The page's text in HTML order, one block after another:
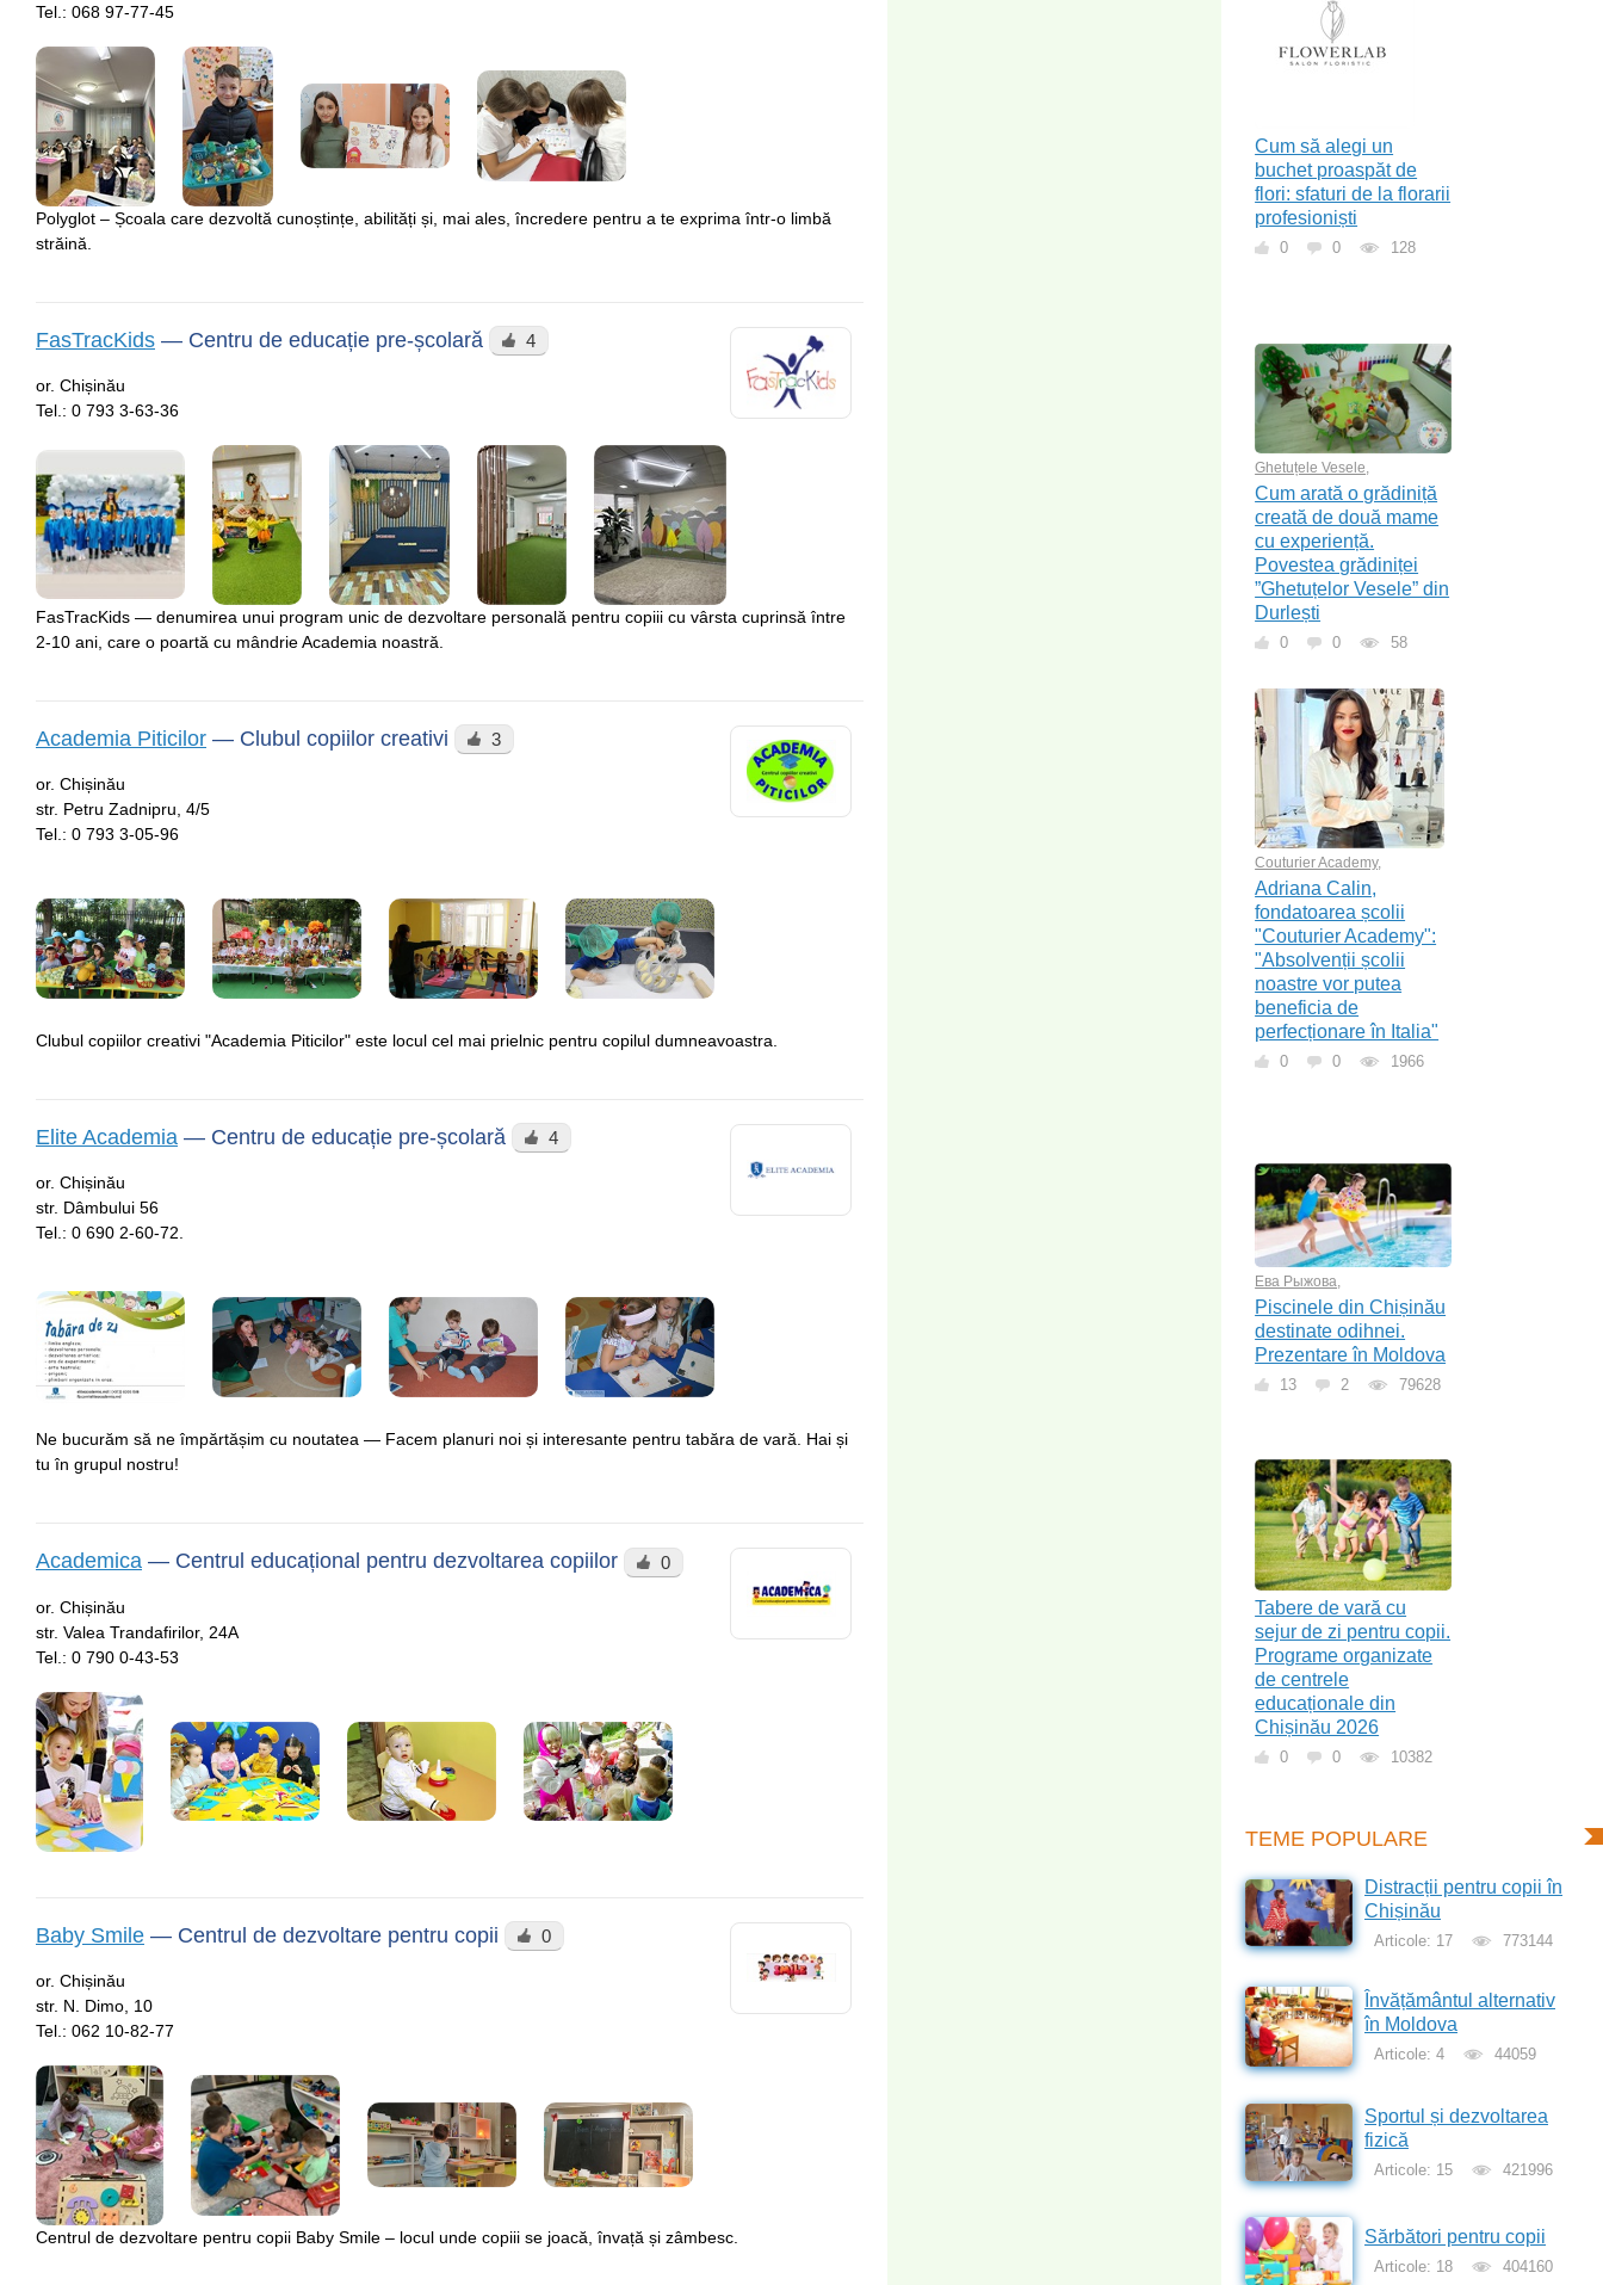
Tel.: 068 97-77-45
Polyglot – Școala care dezvoltă cunoștințe, abilități și, mai ales, încredere pentru a te exprima într-o limbă
străină.
FasTracKids — Centru de educație pre-școlară 4
or. Chișinău
Tel.: 0 793 3-63-36
FasTracKids — denumirea unui program unic de dezvoltare personală pentru copiii cu vârsta cuprinsă între
2-10 ani, care o poartă cu mândrie Academia noastră.
Academia Piticilor — Clubul copiilor creativi 3
or. Chișinău
str. Petru Zadnipru, 4/5
Tel.: 0 793 3-05-96
Clubul copiilor creativi "Academia Piticilor" este locul cel mai prielnic pentru copilul dumneavoastra.
Elite Academia — Centru de educație pre-școlară 4
or. Chișinău
str. Dâmbului 56
Tel.: 0 690 2-60-72.
Ne bucurăm să ne împărtășim cu noutatea — Facem planuri noi și interesante pentru tabăra de vară. Hai și
tu în grupul nostru!
Academica — Сentrul educațional pentru dezvoltarea copiilor 0
or. Chișinău
str. Valea Trandafirilor, 24А
Tel.: 0 790 0-43-53
Baby Smile — Centrul de dezvoltare pentru copii 0
or. Chișinău
str. N. Dimo, 10
Tel.: 062 10-82-77
Centrul de dezvoltare pentru copii Baby Smile – locul unde copiii se joacă, învață și zâmbesc.
Cum să alegi un
buchet proaspăt de
flori: sfaturi de la florarii
profesioniști
0 0 128
Ghetuțele Vesele,
Cum arată o grădiniță
creată de două mame
cu experiență.
Povestea grădiniței
”Ghetuțelor Vesele” din
Durlești
0 0 58
Couturier Academy,
Adriana Calin,
fondatoarea școlii
"Couturier Academy":
"Absolvenții școlii
noastre vor putea
beneficia de
perfecționare în Italia"
0 0 1966
Ева Рыжова,
Piscinele din Chișinău
destinate odihnei.
Prezentare în Moldova
13 2 79628
Tabere de vară cu
sejur de zi pentru copii.
Programe organizate
de centrele
educaționale din
Chișinău 2026
0 0 10382
TEME POPULARE
Distracții pentru copii în
Chișinău
Articole: 17 773144
Învățământul alternativ
în Moldova
Articole: 4 44059
Sportul și dezvoltarea
fizică
Articole: 15 421996
Sărbători pentru copii
Articole: 18 404160